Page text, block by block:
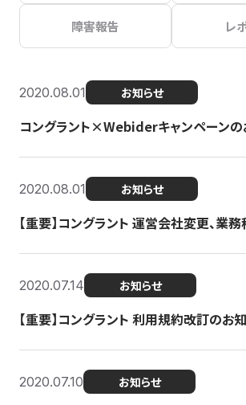
障害報告 レ
2020.08.01 お知らせ
コングラント×Webiderキャンペーンの
2020.08.01 お知らせ
【重要】コングラント 運営会社変更、業
2020.07.14 お知らせ
【重要】コングラント 利用規約改訂のお
2020.07.10 お知らせ